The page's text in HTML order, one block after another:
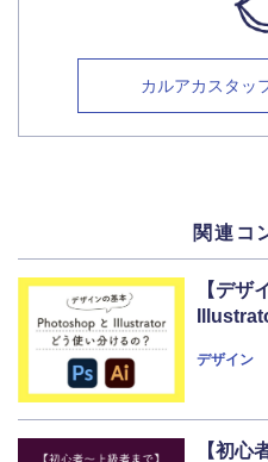
カルアカスタッ
関連コ
【デザ
デザイン
【初心